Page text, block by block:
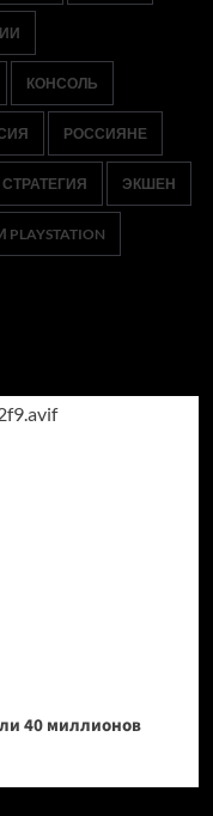
КОНСОЛЬ
РОССИЯНЕ
СТРАТЕГИЯ ЭКШЕН
40 миллионов